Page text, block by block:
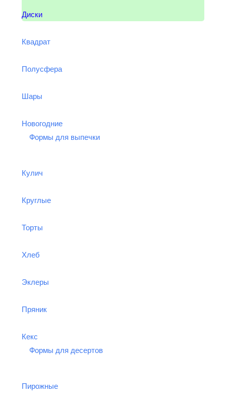
Диски
Квадрат
Полусфера
Шары
Новогодние
Формы для выпечки
Кулич
Круглые
Торты
Хлеб
Эклеры
Пряник
Кекс
Формы для десертов
Пирожные